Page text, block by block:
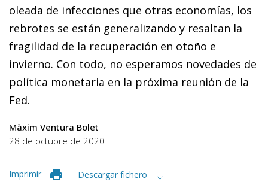
oleada de infecciones que otras economías, los
rebrotes se están generalizando y resaltan la
fragilidad de la recuperación en otoño e
invierno. Con todo, no esperamos novedades de
política monetaria en la próxima reunión de la
Fed.
Màxim Ventura Bolet
28 de octubre de 2020
Imprimir Descargar fichero